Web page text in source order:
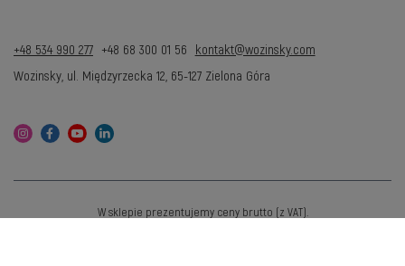
+48 534 990 277 +48 68 300 01 56 kontakt@wozinsky.com
Wozinsky, ul. Międzyrzecka 12, 65-127 Zielona Góra
W sklepie prezentujemy ceny brutto (z VAT).